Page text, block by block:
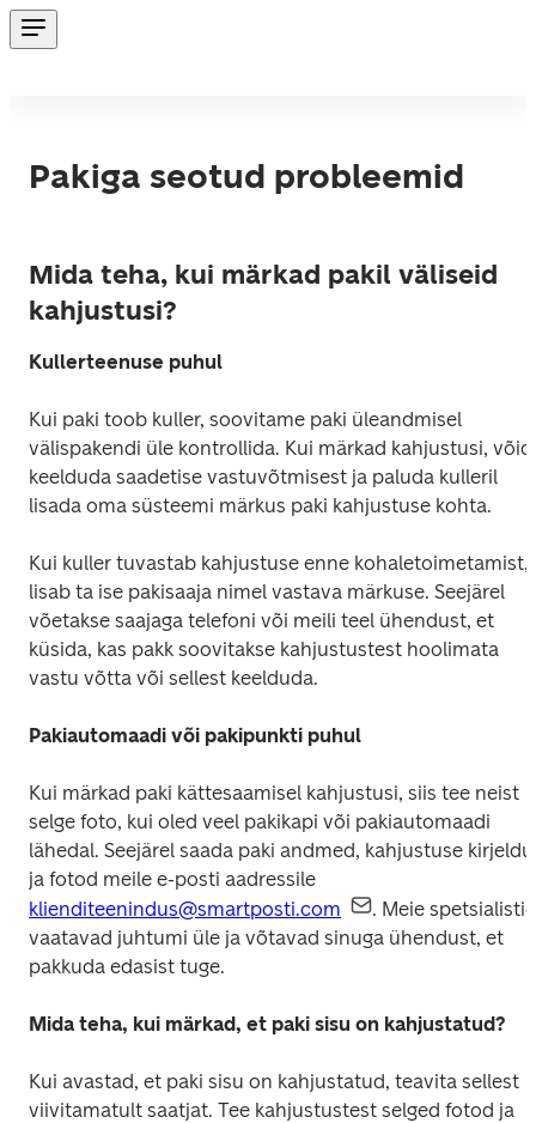
Pakiga seotud probleemid
Mida teha, kui märkad pakil väliseid
kahjustusi?
Kullerteenuse puhul
Kui paki toob kuller, soovitame paki üleandmisel
välispakendi üle kontrollida. Kui märkad kahjustusi, võid
keelduda saadetise vastuvõtmisest ja paluda kulleril
lisada oma süsteemi märkus paki kahjustuse kohta.
Kui kuller tuvastab kahjustuse enne kohaletoimetamist,
lisab ta ise pakisaaja nimel vastava märkuse. Seejärel
võetakse saajaga telefoni või meili teel ühendust, et
küsida, kas pakk soovitakse kahjustustest hoolimata
vastu võtta või sellest keelduda.
Pakiautomaadi või pakipunkti puhul
Kui märkad paki kättesaamisel kahjustusi, siis tee neist
selge foto, kui oled veel pakikapi või pakiautomaadi
lähedal. Seejärel saada paki andmed, kahjustuse
klienditeenindus@smartposti.com
. Meie spetsialistid
vaatavad juhtumi üle ja võtavad sinuga ühendust, et
pakkuda edasist tuge.
Mida teha, kui märkad, et paki sisu on kahjustatud?
Kui avastad, et paki sisu on kahjustatud, teavita sellest
viivitamatult saatjat. Tee kahjustustest selged fotod ja